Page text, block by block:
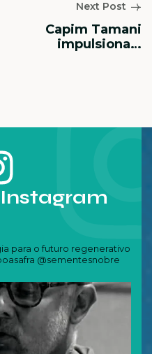
Next Post
Capim Tamani
impulsiona a
produtor
para o futuro regenerativo
@sementesnobre